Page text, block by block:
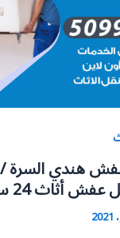
أثاث 24 ساعة